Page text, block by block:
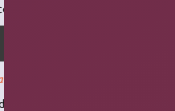
:
son adresse IP locale
poste